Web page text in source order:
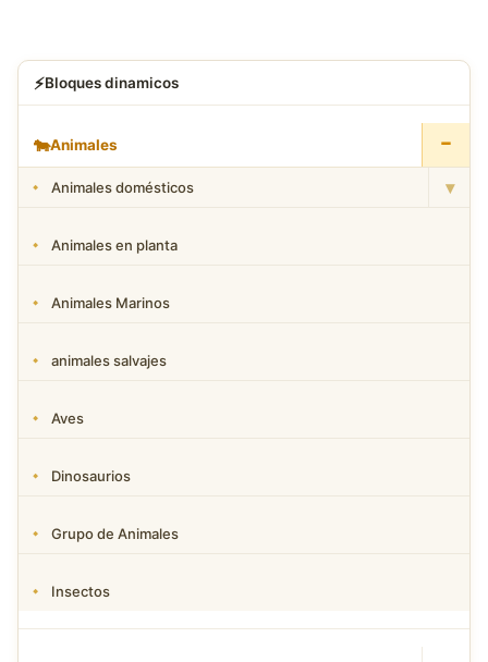
⚡Bloques dinamicos
🐄Animales −
Animales domésticos ▾
Animales en planta
Animales Marinos
animales salvajes
Aves
Dinosaurios
Grupo de Animales
Insectos